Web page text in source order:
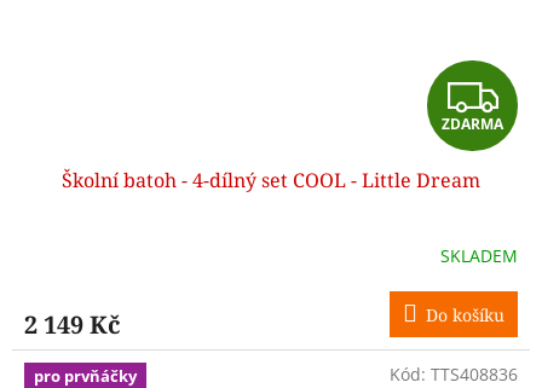
Z
D
R
M
A
ZDARMA
Školní batoh - 4-dílný set COOL - Little Dream
SKLADEM
2 149 Kč Do košíku
pro prvňáčky Kód: TTS408836